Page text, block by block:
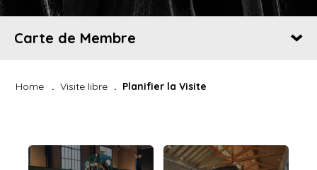
Carte de Membre
Home Visite libre Planifier la Visite